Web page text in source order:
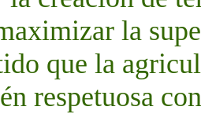
la
que la
respetuosa